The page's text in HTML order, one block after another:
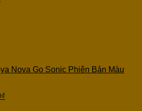
Nova Go Sonic Phiên Bản Màu
₫